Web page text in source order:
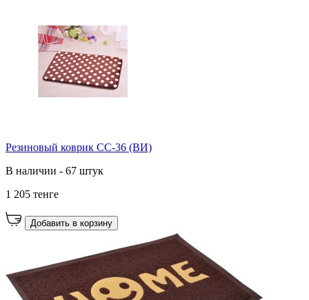
Резиновый коврик CC-36 (ВИ)
В наличии - 67 штук
1 205 тенге
Добавить в корзину